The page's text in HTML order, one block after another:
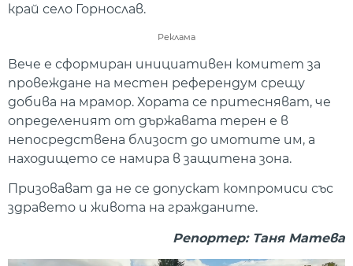
край село Горнослав.
Реклама
Вече е сформиран инициативен комитет за
провеждане на местен референдум срещу
добива на мрамор. Хората се притесняват, че
определеният от държавата терен е в
непосредствена близост до имотите им, а
находището се намира в защитена зона.
Призовават да не се допускат компромиси със
здравето и живота на гражданите.
Репортер: Таня Матева